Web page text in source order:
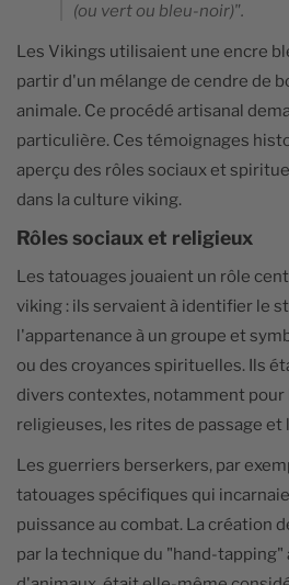
(ou vert ou bleu-noir)".
Les Vikings utilisaient une encre
partir d'un mélange de cendre de
animale. Ce procédé artisanal
particulière. Ces témoignages
aperçu des rôles sociaux et
dans la culture viking.
Rôles sociaux et religieux
Les tatouages jouaient un rôle
viking : ils servaient à identifier le
l'appartenance à un groupe et
ou des croyances spirituelles. Ils
divers contextes, notamment pour
religieuses, les rites de passage
Les guerriers berserkers, par
tatouages spécifiques qui
puissance au combat. La création
par la technique du "hand-tapping"